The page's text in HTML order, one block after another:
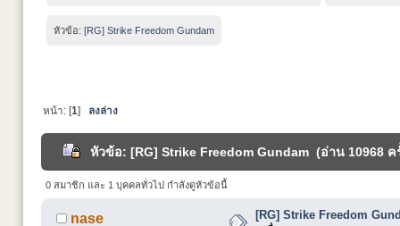
หัวข้อ: [RG] Strike Freedom Gundam
หน้า: [1] ลงล่าง
หัวข้อ: [RG] Strike Freedom Gundam (อ่าน 10968 ค
0 สมาชิก และ 1 บุคคลทั่วไป กำลังดูหัวข้อนี้
nase [RG] Strike Freedom